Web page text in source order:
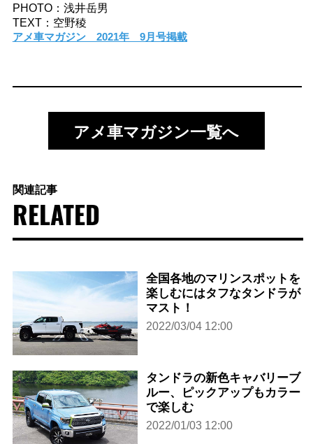
PHOTO：浅井岳男
TEXT：空野稜
アメ車マガジン 2021年 9月号掲載
アメ車マガジン一覧へ
関連記事
RELATED
全国各地のマリンスポットを
楽しむにはタフなタンドラが
マスト！
2022/03/04 12:00
タンドラの新色キャバリーブ
ルー、ピックアップもカラー
で楽しむ
2022/01/03 12:00